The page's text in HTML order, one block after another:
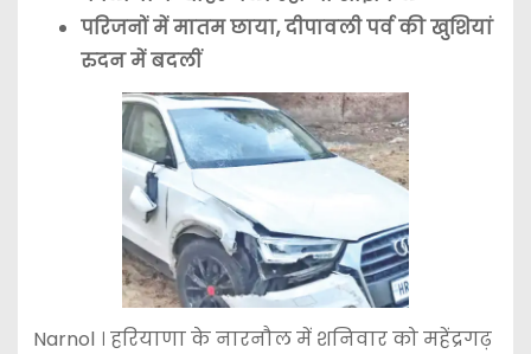
परिजनों में मातम छाया, दीपावली पर्व की खुशियां
रुदन में बदलीं
Narnol । हरियाणा के नारनौल में शनिवार को महेंद्रगढ़